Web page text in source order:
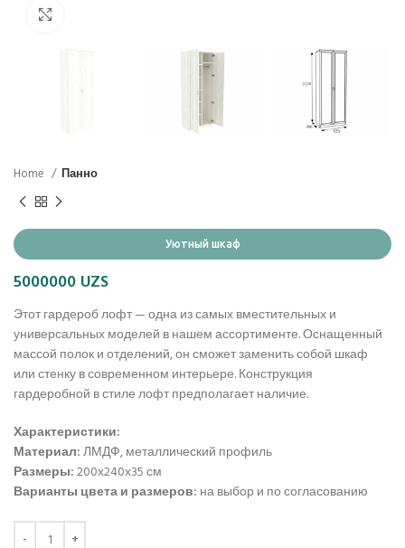
Home Панно
Уютный шкаф
5000000 UZS
Этот гардероб лофт — одна из самых вместительных и
универсальных моделей в нашем ассортименте. Оснащенный
массой полок и отделений, он сможет заменить собой шкаф
или стенку в современном интерьере. Конструкция
гардеробной в стиле лофт предполагает наличие.
Характеристики:
Материал:ЛМДФ, металлический профиль
Размеры:200х240х35 см
Варианты цвета и размеров: на выбор и по согласованию